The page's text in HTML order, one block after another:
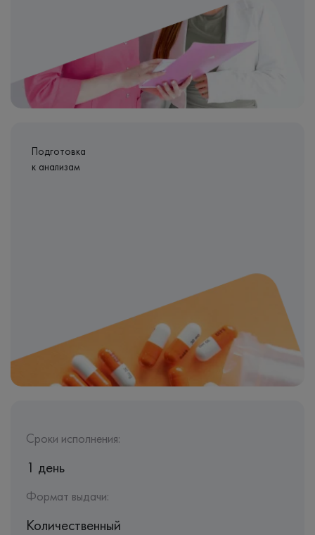
Подготовка
к анализам
Сроки исполнения:
1 день
Формат выдачи:
Количественный